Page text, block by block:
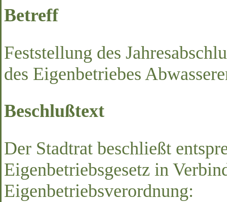
Betreff
Feststellung des
des Eigenbetriebes
Beschlußtext
Der Stadtrat beschließt
Eigenbetriebsgesetz in
Eigenbetriebsverordnung: